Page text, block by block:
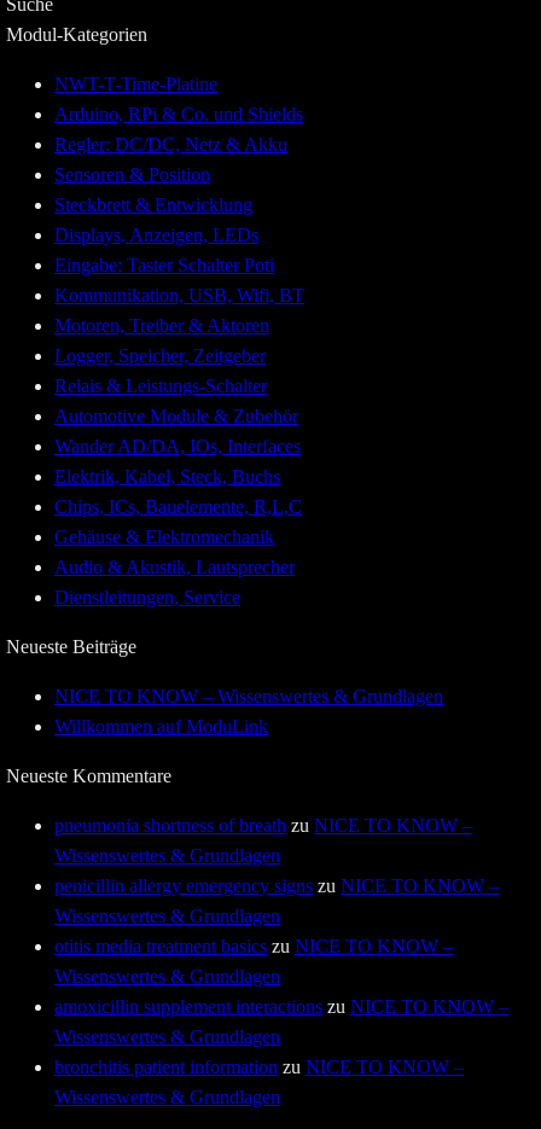
Suche
Modul-Kategorien
NWT-T-Time-Platine
Arduino, RPi & Co. und Shields
Regler: DC/DC, Netz & Akku
Sensoren & Position
Steckbrett & Entwicklung
Displays, Anzeigen, LEDs
Eingabe: Taster Schalter Poti
Kommunikation, USB, Wifi, BT
Motoren, Treiber & Aktoren
Logger, Speicher, Zeitgeber
Relais & Leistungs-Schalter
Automotive Module & Zubehör
Wander AD/DA, IOs, Interfaces
Elektrik, Kabel, Steck, Buchs
Chips, ICs, Bauelemente, R,L,C
Gehäuse & Elektromechanik
Audio & Akustik, Lautsprecher
Dienstleitungen, Service
Neueste Beiträge
NICE TO KNOW – Wissenswertes & Grundlagen
Willkommen auf ModuLink
Neueste Kommentare
pneumonia shortness of breath zu NICE TO KNOW –
Wissenswertes & Grundlagen
penicillin allergy emergency signs zu NICE TO KNOW –
Wissenswertes & Grundlagen
otitis media treatment basics zu NICE TO KNOW –
Wissenswertes & Grundlagen
amoxicillin supplement interactions zu NICE TO KNOW –
Wissenswertes & Grundlagen
bronchitis patient information zu NICE TO KNOW –
Wissenswertes & Grundlagen